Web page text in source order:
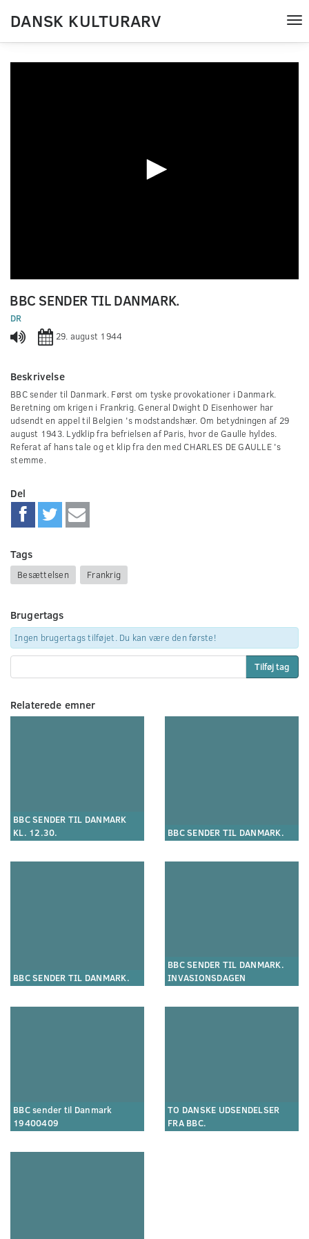
DANSK KULTURARV
seconds
of
0
seconds
BBC SENDER TIL DANMARK.
DR
29. august 1944
Beskrivelse
BBC sender til Danmark. Først om tyske provokationer i Danmark.
Beretning om krigen i Frankrig. General Dwight D Eisenhower har
udsendt en appel til Belgien 's modstandshær. Om betydningen af 29
august 1943. Lydklip fra befrielsen af Paris, hvor de Gaulle hyldes.
Referat af hans tale og et klip fra den med CHARLES DE GAULLE 's
stemme.
Del
Tags
Besættelsen Frankrig
Brugertags
Ingen brugertags tilføjet. Du kan være den første!
Tilføj tag
Relaterede emner
BBC SENDER TIL DANMARK
KL. 12.30.
BBC SENDER TIL DANMARK.
BBC SENDER TIL DANMARK.
BBC SENDER TIL DANMARK.
INVASIONSDAGEN
BBC sender til Danmark
19400409
TO DANSKE UDSENDELSER
FRA BBC.